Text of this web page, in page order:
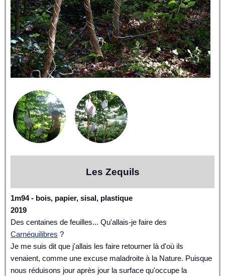
Les Zequils
1m94 - bois, papier, sisal, plastique
2019
Des centaines de feuilles... Qu'allais-je faire des
Carnéquilibres ?
Je me suis dit que j'allais les faire retourner là d'où ils
venaient, comme une excuse maladroite à la Nature. Puisque
nous réduisons jour après jour la surface qu'occupe la